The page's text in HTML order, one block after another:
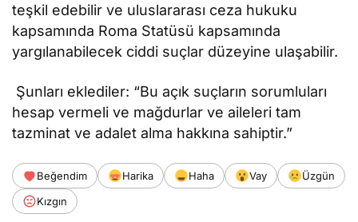
teşkil edebilir ve uluslararası ceza hukuku
kapsamında Roma Statüsü kapsamında
yargılanabilecek ciddi suçlar düzeyine ulaşabilir.
Şunları eklediler: “Bu açık suçların sorumluları
hesap vermeli ve mağdurlar ve aileleri tam
tazminat ve adalet alma hakkına sahiptir.”
Beğendim Harika Haha Vay
Üzgün
Kızgın